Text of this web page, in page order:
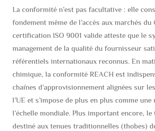
La conformité n’est pas facultative : elle
fondement même de l’accès aux marchés du
certification ISO 9001 valide atteste que le
management de la qualité du fournisseur
référentiels internationaux reconnus. En
chimique, la conformité REACH est
chaînes d’approvisionnement alignées sur
l’UE et s’impose de plus en plus comme
l’échelle mondiale. Plus important encore,
destiné aux tenues traditionnelles (thobes)